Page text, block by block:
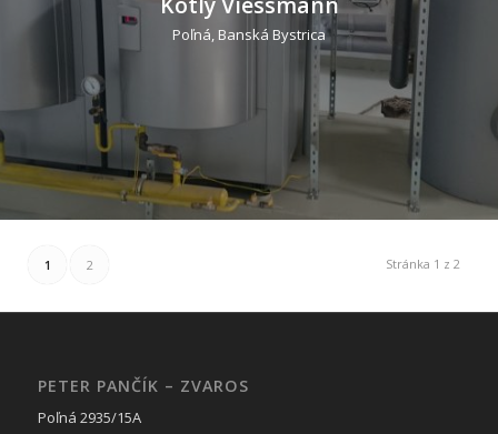
Poľná, Banská Bystrica
Stránka 1 z 2
1 2
PETER PANČÍK – ZVAROS
Poľná 2935/15A